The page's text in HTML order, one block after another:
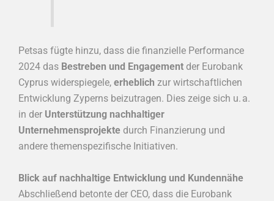
Petsas fügte hinzu, dass die finanzielle Performance
2024 das Bestreben und Engagement der Eurobank
Cyprus widerspiegele, erheblich zur wirtschaftlichen
Entwicklung Zyperns beizutragen. Dies zeige sich u. a.
in der Unterstützung nachhaltiger
Unternehmensprojekte durch Finanzierung und
andere themenspezifische Initiativen.
Blick auf nachhaltige Entwicklung und Kundennähe
Abschließend betonte der CEO, dass die Eurobank